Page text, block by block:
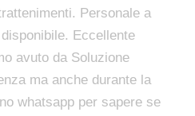
Personale a
Eccellente
avuto da Soluzione
ma anche durante la
whatsapp per sapere se